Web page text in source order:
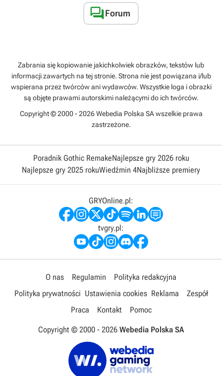
Forum
Zabrania się kopiowanie jakichkolwiek obrazków, tekstów lub
informacji zawartych na tej stronie. Strona nie jest powiązana i/lub
wspierana przez twórców ani wydawców. Wszystkie loga i obrazki
są objęte prawami autorskimi należącymi do ich twórców.
Copyright © 2000 - 2026 Webedia Polska SA wszelkie prawa
zastrzeżone.
Poradnik Gothic RemakeNajlepsze gry 2026 roku
Najlepsze gry 2025 rokuWiedźmin 4Najbliższe premiery
GRYOnline.pl:
tvgry.pl:
O nas Regulamin
Polityka redakcyjna
Polityka prywatności Ustawienia cookies Reklama
Zespół
Praca
Kontakt Pomoc
Copyright © 2000 - 2026 Webedia Polska SA